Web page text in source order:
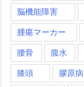
脳機能障害
腫瘍マーカー
腰骨 腹水
膝頭 膠原病